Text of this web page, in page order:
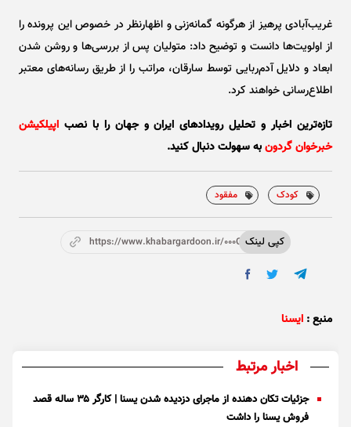
غریب‌آبادی پرهیز از هرگونه گمانه‌زنی و اظهارنظر در خصوص این پرونده را
از اولویت‌ها دانست و توضیح داد: متولیان پس از بررسی‌ها و روشن شدن
ابعاد و دلایل آدم‌ربایی توسط سارقان، مراتب را از طریق رسانه‌های معتبر
اطلاع‌رسانی خواهند کرد.
تازه‌ترین اخبار و تحلیل‌ رویدادهای ایران و جهان را با نصب اپیلکیشن
خبرخوان گردونبه سهولت دنبال کنید.
کودک مفقود
کپی لینکhttps://www.khabargardoon.ir/000GmW
منبع : ایسنا
اخبار مرتبط
جزئیات تکان دهنده از ماجرای دزدیده شدن یسنا | کارگر ۳۵ ساله قصد
فروش یسنا را داشت